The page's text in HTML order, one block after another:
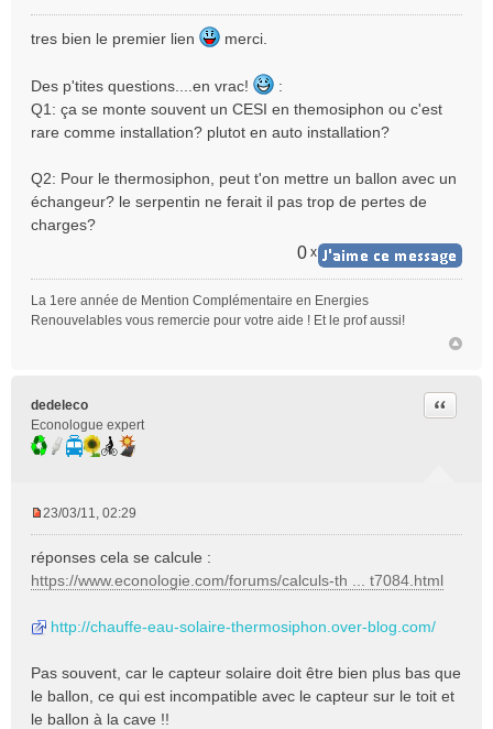
s
a
g
e
n
l
u
tres bien le premier lien merci.
Des p'tites questions....en vrac!
:
Q1: ça se monte souvent un CESI en themosiphon ou c'est
rare comme installation? plutot en auto installation?
Q2: Pour le thermosiphon, peut t'on mettre un ballon avec un
échangeur? le serpentin ne ferait il pas trop de pertes de
charges?
0 x
La 1ere année de Mention Complémentaire en Energies
Renouvelables vous remercie pour votre aide ! Et le prof aussi!
dedeleco
Econologue expert
Citer
s
s
g
n
23/03/11, 02:29
réponses cela se calcule :
https://www.econologie.com/forums/calculs-th ... t7084.html
http://chauffe-eau-solaire-thermosiphon.over-blog.com/
Pas souvent, car le capteur solaire doit être bien plus bas que
le ballon, ce qui est incompatible avec le capteur sur le toit et
le ballon à la cave !!